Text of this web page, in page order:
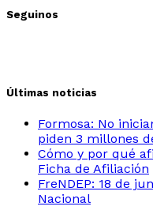
Seguinos
Últimas noticias
Formosa: No
piden 3 millones
Cómo y por qué
Ficha de Afiliación
FreNDEP: 18 de
Nacional